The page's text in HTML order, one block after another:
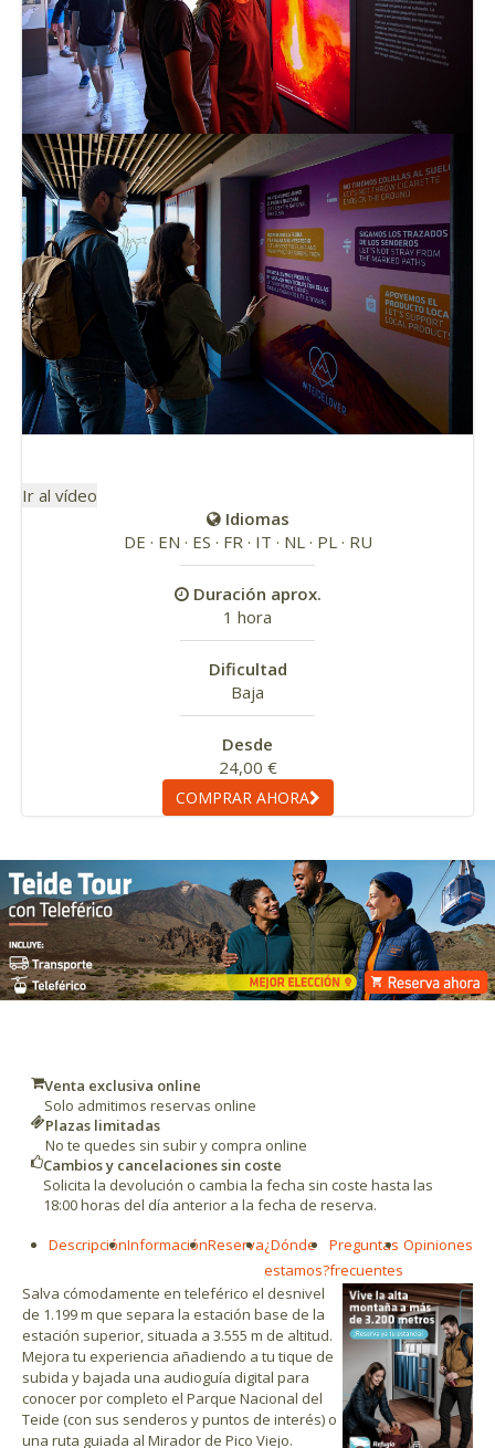
Ir al vídeo
Idiomas
DE · EN · ES · FR · IT · NL · PL · RU
Duración aprox.
1 hora
Dificultad
Baja
Desde
24,00 €
COMPRAR AHORA
Venta exclusiva online
Solo admitimos reservas online
Plazas limitadas
No te quedes sin subir y compra online
Cambios y cancelaciones sin coste
Solicita la devolución o cambia la fecha sin coste hasta las
18:00 horas del día anterior a la fecha de reserva.
DescripciónInformaciónReserva¿Dónde
estamos?
Preguntas
frecuentes
Opiniones
Salva cómodamente en teleférico el desnivel
de 1.199 m que separa la estación base de la
estación superior, situada a 3.555 m de altitud.
Mejora tu experiencia añadiendo a tu tique de
subida y bajada una audioguía digital para
conocer por completo el Parque Nacional del
Teide (con sus senderos y puntos de interés) o
una ruta guiada al Mirador de Pico Viejo.